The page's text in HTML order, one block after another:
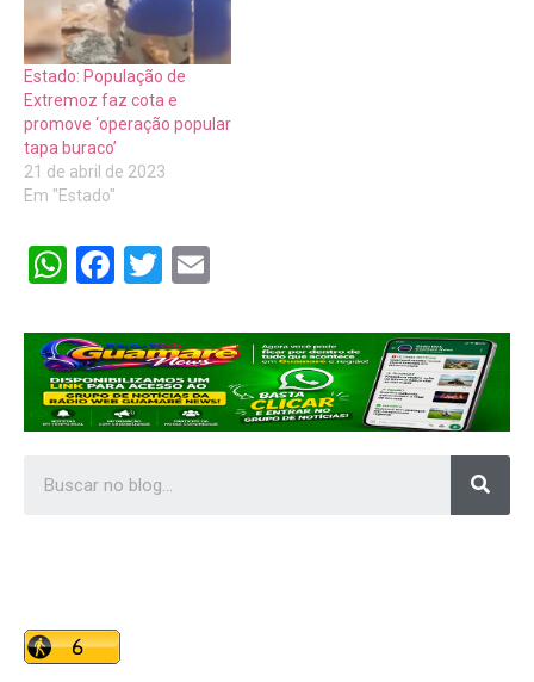
Estado: População de
Extremoz faz cota e
promove ‘operação popular
tapa buraco’
21 de abril de 2023
Em "Estado"
WhatsApp
Facebook
Twitter